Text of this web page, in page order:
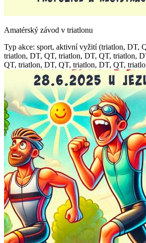
Amatérský závod v triatlonu
Typ akce: sport, aktivní vyžití (triatlon, DT,
triatlon, DT, QT, triatlon, DT, QT, triatlon,
QT, triatlon, DT, QT, triatlon, DT, QT,